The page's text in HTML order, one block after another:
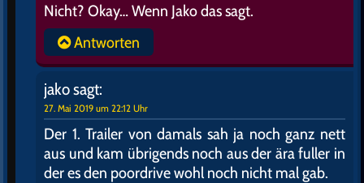
Nicht? Okay… Wenn Jako das sagt.
Antworten
jakosagt:
27. Mai 2019 um 22:12 Uhr
Der 1. Trailer von damals sah ja noch ganz nett
aus und kam übrigends noch aus der ära fuller in
der es den poordrive wohl noch nicht mal gab.